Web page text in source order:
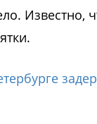
Известно,